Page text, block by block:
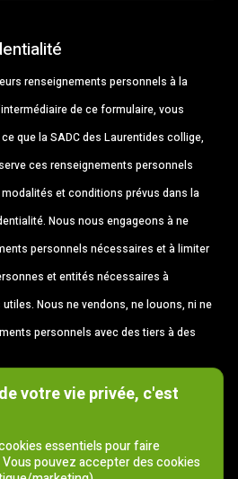
renseignements personnels à la
de ce formulaire, vous
que la SADC des Laurentides collige,
ces renseignements personnels
et conditions prévus dans la
Nous nous engageons à ne
personnels nécessaires et à limiter
et entités nécessaires à
Nous ne vendons, ne louons, ni ne
personnels avec des tiers à des
votre vie privée, c'est
essentiels pour faire
pouvez accepter des cookies